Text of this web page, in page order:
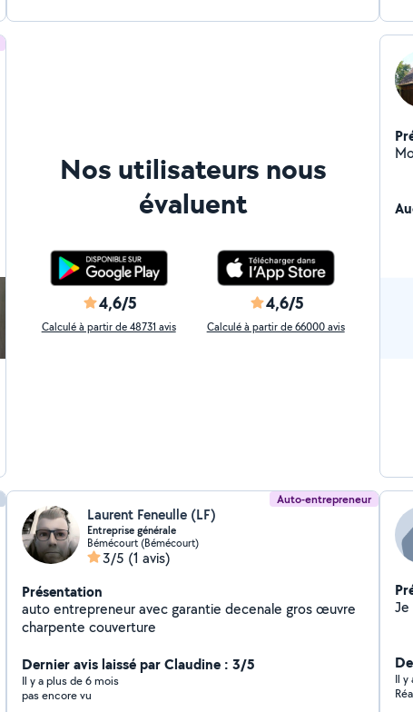
Nos utilisateurs nous
évaluent
4,6/5
Calculé à partir de 48731 avis
4,6/5
Calculé à partir de 66000 avis
Auto-entrepreneur
Laurent Feneulle (LF)
Entreprise générale
Bémécourt (Bémécourt)
3/5 (1 avis)
Présentation
auto entrepreneur avec garantie decenale gros œuvre
charpente couverture
Dernier avis laissé par Claudine : 3/5
Il y a plus de 6 mois
pas encore vu
Il y